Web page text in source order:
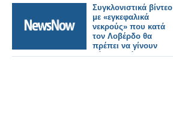
Συγκλονιστικά βίντεο
με «εγκεφαλικά
νεκρούς» που κατά
τον Λοβέρδο θα
πρέπει να γίνουν
δότες οργάνων...